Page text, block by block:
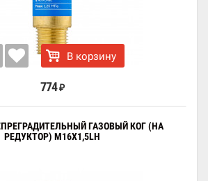
В корзину
774 ₽
ГАЗОВЫЙ КОГ (НА
РЕДУКТОР) М16Х1,5LH